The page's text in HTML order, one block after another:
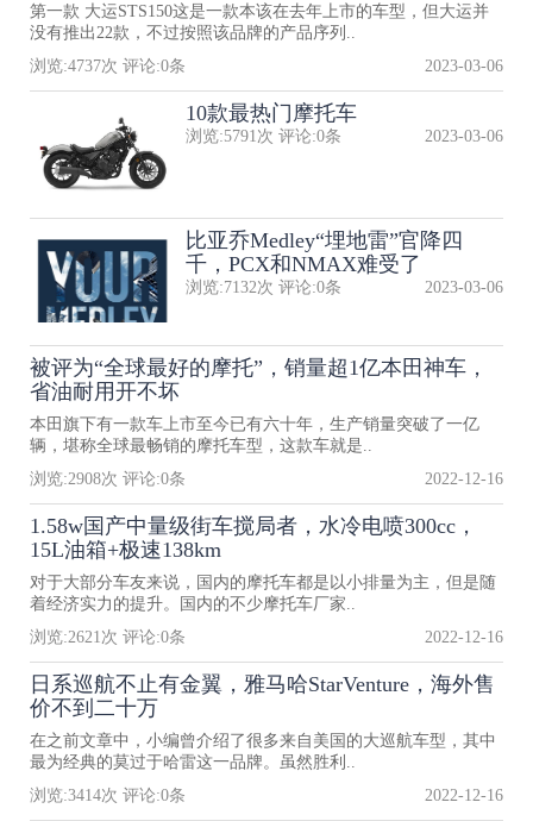
第一款 大运STS150这是一款本该在去年上市的车型，但大运并
没有推出22款，不过按照该品牌的产品序列..
浏览:4737次 评论:0条 2023-03-06
10款最热门摩托车
浏览:5791次 评论:0条 2023-03-06
比亚乔Medley“埋地雷”官降四
千，PCX和NMAX难受了
浏览:7132次 评论:0条 2023-03-06
被评为“全球最好的摩托”，销量超1亿本田神车，
省油耐用开不坏
本田旗下有一款车上市至今已有六十年，生产销量突破了一亿
辆，堪称全球最畅销的摩托车型，这款车就是..
浏览:2908次 评论:0条 2022-12-16
1.58w国产中量级街车搅局者，水冷电喷300cc，
15L油箱+极速138km
对于大部分车友来说，国内的摩托车都是以小排量为主，但是随
着经济实力的提升。国内的不少摩托车厂家..
浏览:2621次 评论:0条 2022-12-16
日系巡航不止有金翼，雅马哈StarVenture，海外售
价不到二十万
在之前文章中，小编曾介绍了很多来自美国的大巡航车型，其中
最为经典的莫过于哈雷这一品牌。虽然胜利..
浏览:3414次 评论:0条 2022-12-16